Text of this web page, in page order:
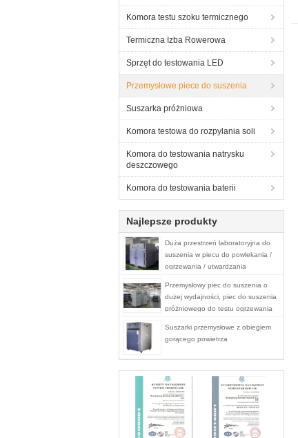
Komora testu szoku termicznego
Termiczna Izba Rowerowa
Sprzęt do testowania LED
Przemysłowe piece do suszenia
Suszarka próżniowa
Komora testowa do rozpylania soli
Komora do testowania natrysku
deszczowego
Komora do testowania baterii
Najlepsze produkty
Duża przestrzeń laboratoryjna do
suszenia w piecu do powlekania /
ogrzewania / utwardzania
Przemysłowy piec do suszenia o
dużej wydajności, piec do suszenia
próżniowego do testu ogrzewania
Suszarki przemysłowe z obiegiem
gorącego powietrza